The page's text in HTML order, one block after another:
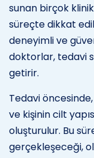
sunan birçok
süreçte dikkat
deneyimli ve
doktorlar, tedavi
getirir.
Tedavi
ve kişinin cilt
oluşturulur. Bu
gerçekleşeceği,